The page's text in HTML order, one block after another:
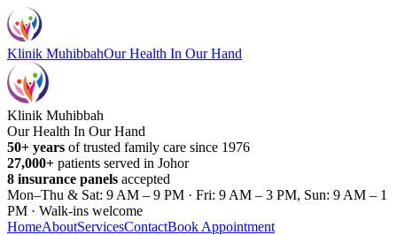
Klinik MuhibbahOur Health In Our Hand
Klinik Muhibbah
Our Health In Our Hand
50+ years of trusted family care since 1976
27,000+ patients served in Johor
8 insurance panels accepted
Mon–Thu & Sat: 9 AM – 9 PM · Fri: 9 AM – 3 PM, Sun: 9 AM – 1
PM · Walk-ins welcome
HomeAboutServicesContactBook Appointment